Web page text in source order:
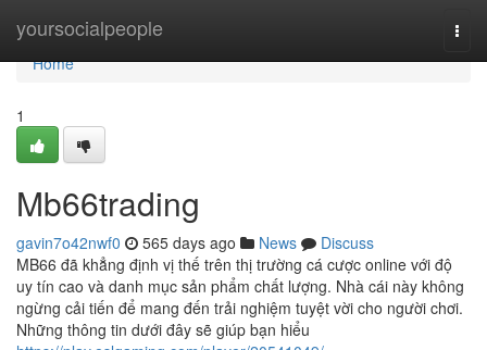
yoursocialpeople
Home
Home
1
Mb66trading
gavin7o42nwf0 565 days ago News
Discuss
MB66 đã khẳng định vị thế trên thị trường cá cược online với độ
uy tín cao và danh mục sản phẩm chất lượng. Nhà cái này không
ngừng cải tiến để mang đến trải nghiệm tuyệt vời cho người chơi.
Những thông tin dưới đây sẽ giúp bạn hiểu